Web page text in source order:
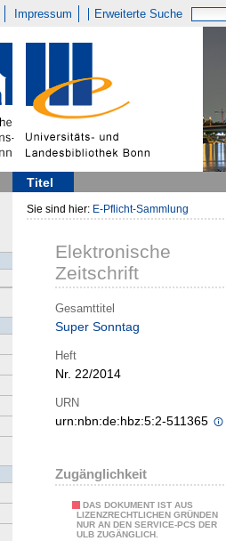
Impressum Erweiterte Suche
Titel
Sie sind hier: E-Pflicht-Sammlung
Elektronische
Zeitschrift
Gesamttitel
Super Sonntag
Heft
Nr. 22/2014
URN
urn:nbn:de:hbz:5:2-511365
Zugänglichkeit
DAS DOKUMENT IST AUS
LIZENZRECHTLICHEN GRÜNDEN
NUR AN DEN SERVICE-PCS DER
ULB ZUGÄNGLICH.